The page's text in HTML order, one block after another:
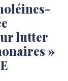
lutter
»